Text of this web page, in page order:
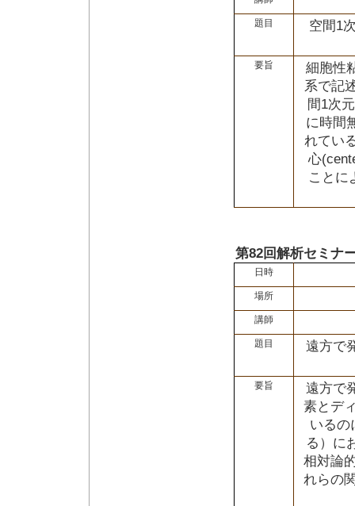
題目 空間1
要旨
細胞性
系で記
間1次
に時間
れてい
心
ことに
第82回解析セミナ
日時
場所
講師
題目 遠方で
要旨
遠方で
素とデ
いるの
る）に
相対論
れらの